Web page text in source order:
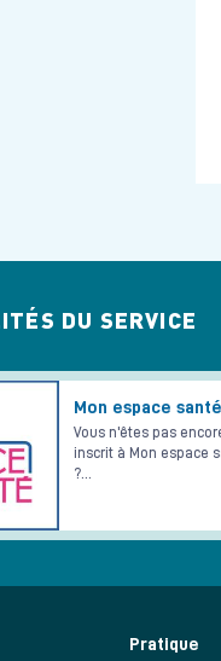
DU SERVICE
Mon espace santé
Vous n'êtes pas
inscrit à Mon espace
?…
Pratique